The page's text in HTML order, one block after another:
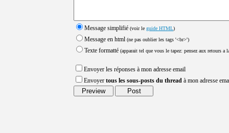
Message simplifié (voir le guide HTML)
Message en html (ne pas oublier les tags '<br>')
Texte formatté (apparait tel que vous le tapez: pensez aux retours a
Envoyer les réponses à mon adresse email
Envoyer tous les sous-posts du thread à mon adresse